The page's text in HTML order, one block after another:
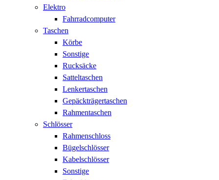
Elektro
Fahrradcomputer
Taschen
Körbe
Sonstige
Rucksäcke
Satteltaschen
Lenkertaschen
Gepäckträgertaschen
Rahmentaschen
Schlösser
Rahmenschloss
Bügelschlösser
Kabelschlösser
Sonstige